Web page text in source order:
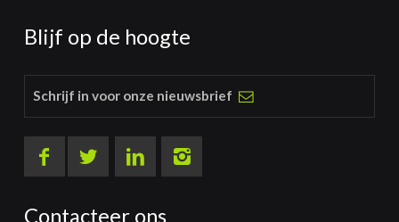
Blijf op de hoogte
Schrijf in voor onze nieuwsbrief
Contacteer ons